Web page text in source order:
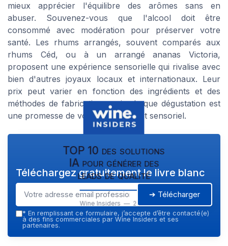
mieux apprécier l'équilibre des arômes sans en
abuser. Souvenez-vous que l'alcool doit être
consommé avec modération pour préserver votre
santé. Les rhums arrangés, souvent comparés aux
rhums Céd, ou à un arrangé ananas Victoria,
proposent une expérience sensorielle qui rivalise avec
bien d'autres joyaux locaux et internationaux. Leur
prix peut varier en fonction des ingrédients et des
méthodes de fabrication, mais chaque dégustation est
une promesse de voyage culturel et sensoriel.
TOP 10 des solutions
IA pour générer des
leads de qualité
Wine Insiders — 2026
Téléchargez gratuitement le livre blanc
➔ Télécharger
* En remplissant ce formulaire, j’accepte d’être contacté(e)
à des fins commerciales par Wine Insiders et ses
partenaires.